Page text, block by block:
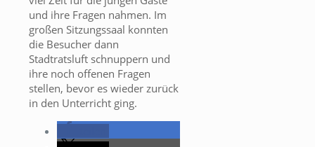
und ihre Fragen nahmen. Im
großen Sitzungssaal konnten
die Besucher dann
Stadtratsluft schnuppern und
ihre noch offenen Fragen
stellen, bevor es wieder zurück
in den Unterricht ging.